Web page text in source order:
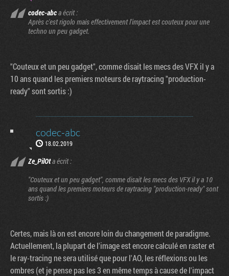
codec-abca écrit :
Après c'est rigolo mais effectivement l'impact est couteux pour une
techno un peu gadget.
"Couteux et un peu gadget", comme disait les mecs des VFX il y a
10 ans quand les premiers moteurs de raytracing "production-
ready" sont sortis :)
codec-abc
18.02.2019
Ze_PilOta écrit :
"Couteux et un peu gadget", comme disait les mecs des VFX il y a 10
ans quand les premiers moteurs de raytracing "production-ready" sont
sortis :)
Certes, mais là on est encore loin du changement de paradigme.
Actuellement, la plupart de l'image est encore calculé en raster et
le ray-tracing ne sera utilisé que pour l'AO, les réflexions ou les
ombres (et je pense pas les 3 en même temps à cause de l'impact